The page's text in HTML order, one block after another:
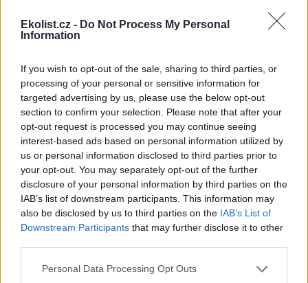
Ekolist.cz - Do Not Process My Personal
Information
If you wish to opt-out of the sale, sharing to third parties, or
processing of your personal or sensitive information for
targeted advertising by us, please use the below opt-out
section to confirm your selection. Please note that after your
opt-out request is processed you may continue seeing
interest-based ads based on personal information utilized by
us or personal information disclosed to third parties prior to
your opt-out. You may separately opt-out of the further
disclosure of your personal information by third parties on the
IAB’s list of downstream participants. This information may
also be disclosed by us to third parties on the IAB’s List of
Downstream Participants that may further disclose it to other
Personal Data Processing Opt Outs
stanice denně ošetří desítky živočichů, při první letošní vlně horka
jich za jeden týden přijali rekordních 578.
V rybnících Rybářství Třeboň vyschla třetina vody,
nejvíce v historii firmy
5.8.2026 15:42 (ČTK)
Diskuse: 1
V rybnících Rybářství Třeboň,
které hospodaří na 8000
hektarech vodní plochy, chybí
více než třetina vody. Oproti
běžnému zdržovaném objemu
75 milionů metrů krychlových vody je v rybnících o 28 milionů
metrů krychlových vody méně. Každý týden se kvůli extrémně
vysokým teplotám a nedostatku srážek odpaří další 2,5 procenta.
Kvůli suchu začali rybáři s výlovy některých rybníků předčasně,
protože by jinak ryby uhynuly, řekl provozní ředitel Rybářství
Třeboň Vladimír Kukačka.